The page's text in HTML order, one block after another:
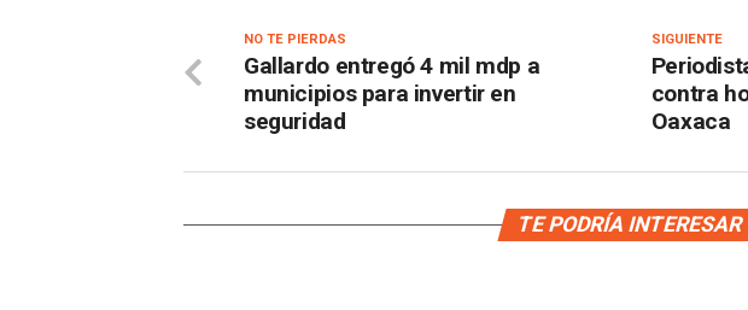
SIGUIENTE
contra
Oaxaca
NO TE PIERDAS
Gallardo entregó 4 mil mdp a
municipios para invertir en
seguridad
TE PODRÍA INTERESAR